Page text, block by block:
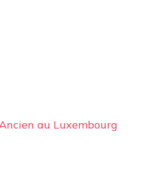
au Luxembourg